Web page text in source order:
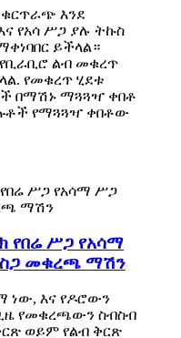
እንደ
የአሳ ሥጋ ያሉ ትኩስ
ይችላል።
ልብ መቁረጥ
የመቁረጥ ሂደቱ
በማሽኑ ማጓጓዣ ቀበቶ
የማጓጓዣ ቀበቶው
የበሬ ሥጋ የአሳማ
መቁረጫ ማሽን
ነው, እና የዶሮውን
የመቁረጫውን ስብስብ
ወይም የልብ ቅርጽ